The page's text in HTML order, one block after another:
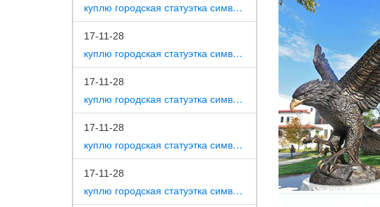
куплю городская статуэтка символ собака как вид изобразительного искусства
17-11-28
куплю городская статуэтка символ собака на постаменте
17-11-28
куплю городская статуэтка символ собака в романской скульптуре
17-11-28
куплю городская статуэтка символ собака в царском селе
17-11-28
куплю городская статуэтка символ собака в движении 7 класс
Фигурки с символом
Фигурка-символ
года прекрасный
13*11*16см.
статуэтки собак –
Фарфоровые
10 000 руб.
Символ 2018 года
Отправка в любую
наступающего года,